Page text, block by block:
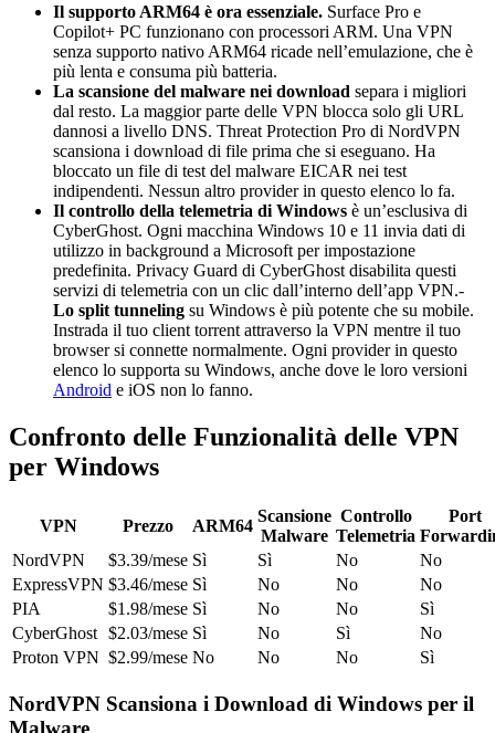
Il supporto ARM64 è ora essenziale. Surface Pro e
Copilot+ PC funzionano con processori ARM. Una VPN
senza supporto nativo ARM64 ricade nell’emulazione, che è
più lenta e consuma più batteria.
La scansione del malware nei download separa i migliori
dal resto. La maggior parte delle VPN blocca solo gli URL
dannosi a livello DNS. Threat Protection Pro di NordVPN
scansiona i download di file prima che si eseguano. Ha
bloccato un file di test del malware EICAR nei test
indipendenti. Nessun altro provider in questo elenco lo fa.
Il controllo della telemetria di Windows è un’esclusiva di
CyberGhost. Ogni macchina Windows 10 e 11 invia dati di
utilizzo in background a Microsoft per impostazione
predefinita. Privacy Guard di CyberGhost disabilita questi
servizi di telemetria con un clic dall’interno dell’app VPN.-
Lo split tunneling su Windows è più potente che su mobile.
Instrada il tuo client torrent attraverso la VPN mentre il tuo
browser si connette normalmente. Ogni provider in questo
elenco lo supporta su Windows, anche dove le loro versioni
Android e iOS non lo fanno.
Confronto delle Funzionalità delle VPN
per Windows
VPN Prezzo ARM64
Scansione
Malware
Controllo
Telemetria
Port
NordVPN
$3.39/mese Sì Sì No
No
ExpressVPN $3.46/mese Sì No No
No
PIA
$1.98/mese Sì No No
Sì
CyberGhost $2.03/mese Sì No Sì
No
Proton VPN $2.99/mese No No No Sì
NordVPN Scansiona i Download di Windows per il
Malware